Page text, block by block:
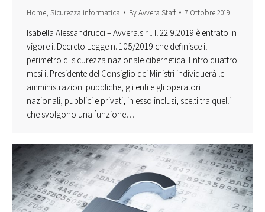
Home, Sicurezza informatica ByAvvera Staff 7 Ottobre 2019
Isabella Alessandrucci – Avvera.s.r.l. Il 22.9.2019 è entrato in
vigore il Decreto Legge n. 105/2019 che definisce il
perimetro di sicurezza nazionale cibernetica. Entro quattro
mesi il Presidente del Consiglio dei Ministri individuerà le
amministrazioni pubbliche, gli enti e gli operatori
nazionali, pubblici e privati, in esso inclusi, scelti tra quelli
che svolgono una funzione…